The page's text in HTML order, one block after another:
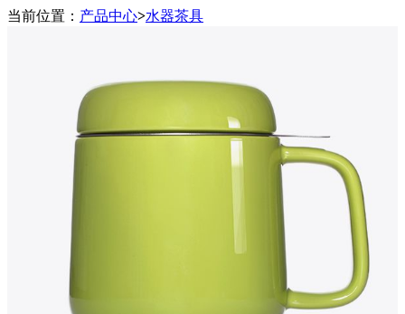
当前位置： 产品中心>水器茶具